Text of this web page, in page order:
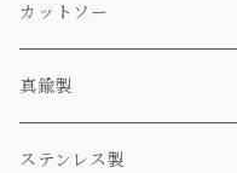
カットソー
真鍮製
ネックレス
ステンレス製